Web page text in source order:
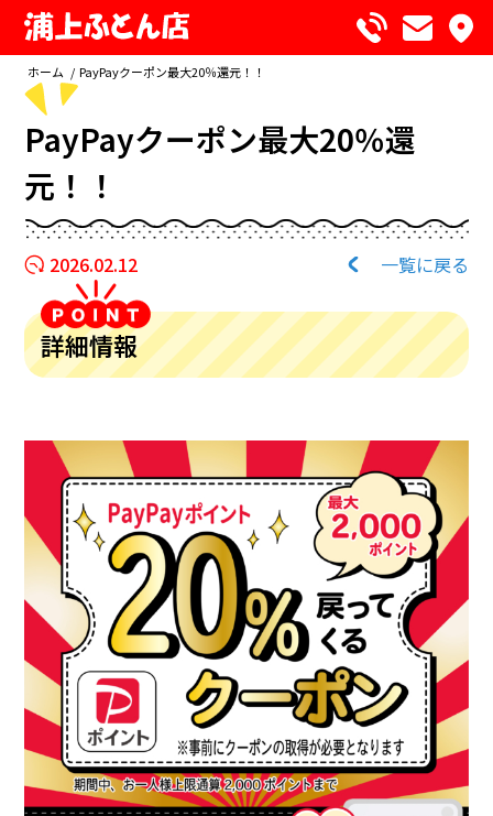
ホーム / PayPayクーポン最大20％還元！！
PayPayクーポン最大20％還
元！！
2026.02.12 一覧に戻る
詳細情報